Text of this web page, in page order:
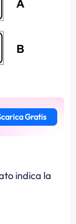
Gratis
indica la